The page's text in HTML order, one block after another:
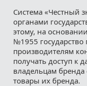
Система «Честный
органами
этому, на
№1955 государство
производителям
получать доступ к
владельцам бренда
товары их бренда.